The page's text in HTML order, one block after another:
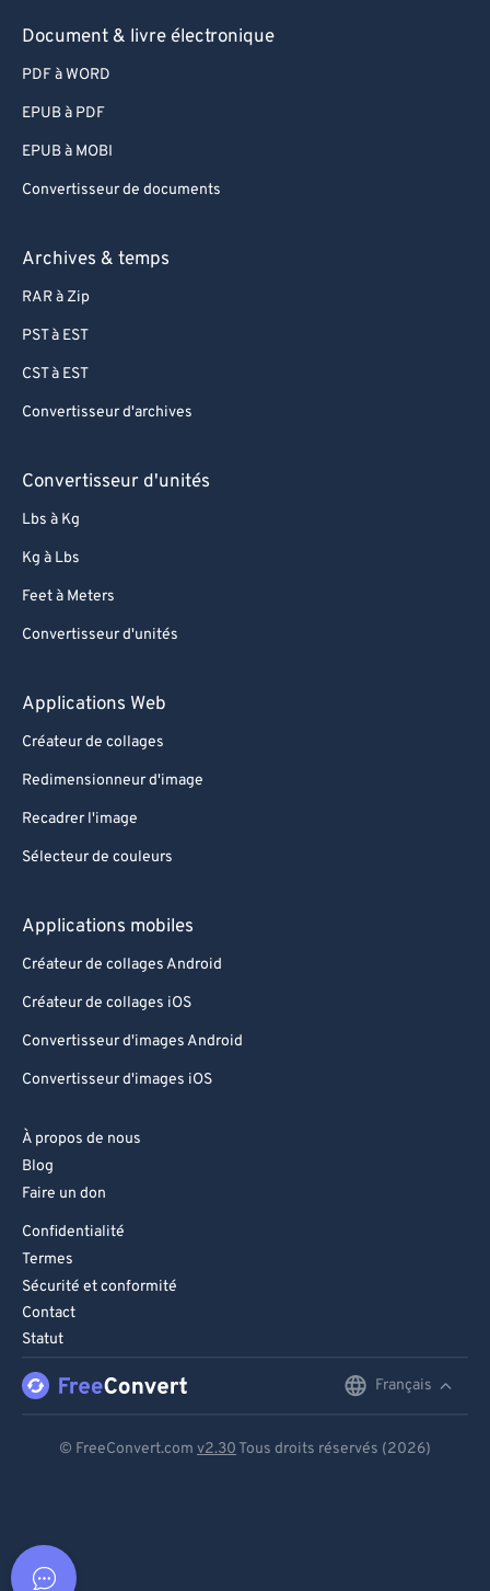
Document & livre électronique
PDF à WORD
EPUB à PDF
EPUB à MOBI
Convertisseur de documents
Archives & temps
RAR à Zip
PST à EST
CST à EST
Convertisseur d'archives
Convertisseur d'unités
Lbs à Kg
Kg à Lbs
Feet à Meters
Convertisseur d'unités
Applications Web
Créateur de collages
Redimensionneur d'image
Recadrer l'image
Sélecteur de couleurs
Applications mobiles
Créateur de collages Android
Créateur de collages iOS
Convertisseur d'images Android
Convertisseur d'images iOS
À propos de nous
Blog
Faire un don
Confidentialité
Termes
Sécurité et conformité
Contact
Statut
Français
© FreeConvert.com v2.30 Tous droits réservés (2026)